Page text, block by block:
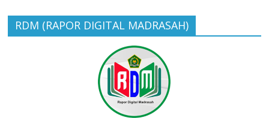
RDM (RAPOR DIGITAL MADRASAH)